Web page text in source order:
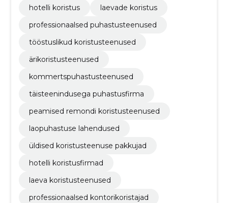
hotelli koristus
laevade koristus
professionaalsed puhastusteenused
tööstuslikud koristusteenused
ärikoristusteenused
kommertspuhastusteenused
täisteenindusega puhastusfirma
peamised remondi koristusteenused
laopuhastuse lahendused
üldised koristusteenuse pakkujad
hotelli koristusfirmad
laeva koristusteenused
professionaalsed kontorikoristajad